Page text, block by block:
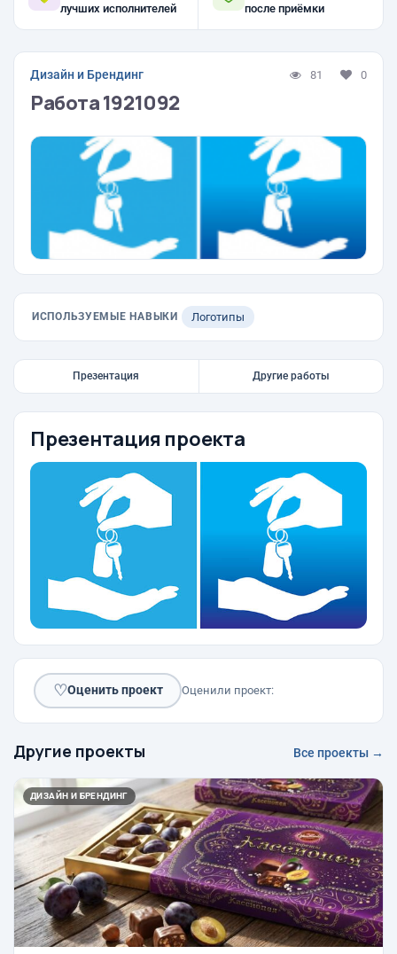
лучших исполнителей
после приёмки
Дизайн и Брендинг 81 0
Работа 1921092
ИСПОЛЬЗУЕМЫЕ НАВЫКИ Логотипы
Презентация Другие работы
Презентация проекта
♡Оценить проект Оценили проект:
Другие проекты Все проекты →
ДИЗАЙН И БРЕНДИНГ